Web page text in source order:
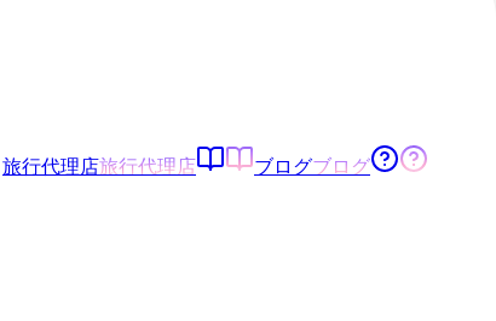
旅行代理店旅行代理店 ブログブログ